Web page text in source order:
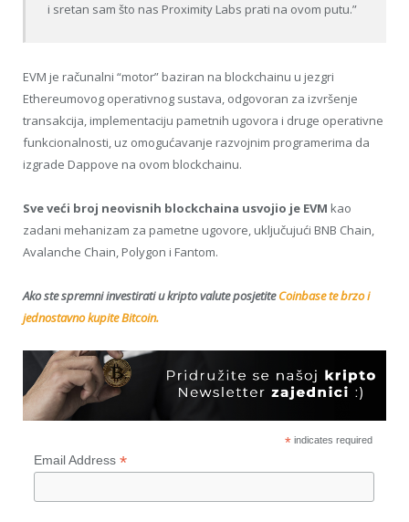
i sretan sam što nas Proximity Labs prati na ovom putu.”
EVM je računalni “motor” baziran na blockchainu u jezgri
Ethereumovog operativnog sustava, odgovoran za izvršenje
transakcija, implementaciju pametnih ugovora i druge operativne
funkcionalnosti, uz omogućavanje razvojnim programerima da
izgrade Dappove na ovom blockchainu.
Sve veći broj neovisnih blockchaina usvojio je EVM kao
zadani mehanizam za pametne ugovore, uključujući BNB Chain,
Avalanche Chain, Polygon i Fantom.
Ako ste spremni investirati u kripto valute posjetiteCoinbase te brzo i
jednostavno kupite Bitcoin.
*indicates required
Email Address *